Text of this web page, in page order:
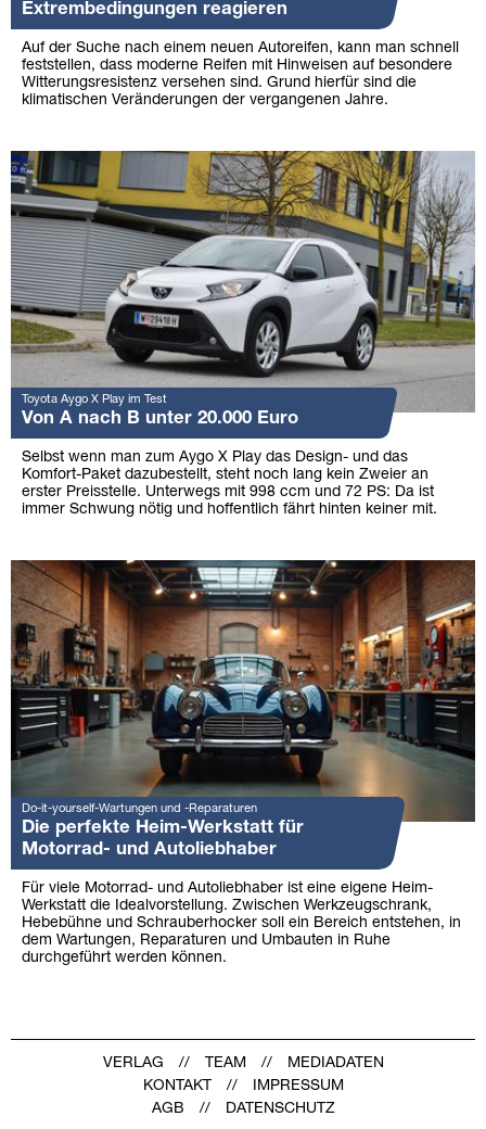
Extrembedingungen reagieren
Auf der Suche nach einem neuen Autoreifen, kann man schnell
feststellen, dass moderne Reifen mit Hinweisen auf besondere
Witterungsresistenz versehen sind. Grund hierfür sind die
klimatischen Veränderungen der vergangenen Jahre.
Toyota Aygo X Play im Test
Von A nach B unter 20.000 Euro
Selbst wenn man zum Aygo X Play das Design- und das
Komfort-Paket dazubestellt, steht noch lang kein Zweier an
erster Preisstelle. Unterwegs mit 998 ccm und 72 PS: Da ist
immer Schwung nötig und hoffentlich fährt hinten keiner mit.
Do-it-yourself-Wartungen und -Reparaturen
Die perfekte Heim-Werkstatt für
Motorrad- und Autoliebhaber
Für viele Motorrad- und Autoliebhaber ist eine eigene Heim-
Werkstatt die Idealvorstellung. Zwischen Werkzeugschrank,
Hebebühne und Schrauberhocker soll ein Bereich entstehen, in
dem Wartungen, Reparaturen und Umbauten in Ruhe
durchgeführt werden können.
VERLAG TEAM
MEDIADATEN
KONTAKT
IMPRESSUM
AGB
DATENSCHUTZ